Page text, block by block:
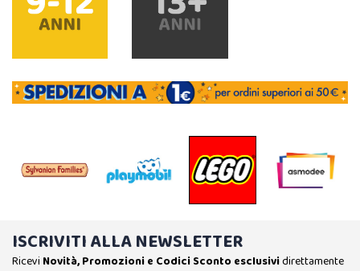
ISCRIVITI ALLA NEWSLETTER
Ricevi Novità, Promozioni e Codici Sconto esclusividirettamente